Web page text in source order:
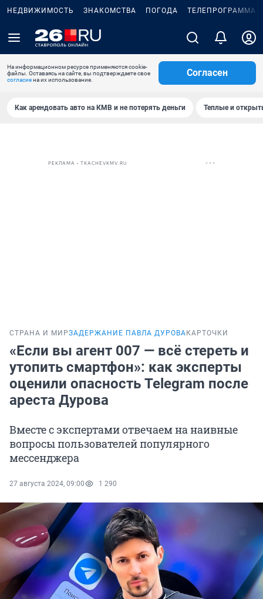
НЕДВИЖИМОСТЬ ЗНАКОМСТВА ПОГОДА ТЕЛЕПРОГРАММА
На информационном ресурсе применяются cookie-
файлы. Оставаясь на сайте, вы подтверждаете свое
согласиена их использование.
Согласен
Как арендовать авто на КМВ и не потерять деньги Теплые и
РЕКЛАМА • TKACHEVKMV.RU
СТРАНА И МИРЗАДЕРЖАНИЕ ПАВЛА ДУРОВА КАРТОЧКИ
«Если вы агент 007 — всё стереть и
утопить смартфон»: как эксперты
оценили опасность Telegram после
ареста Дурова
Вместе с экспертами отвечаем на наивные
вопросы пользователей популярного
мессенджера
27 августа 2024, 09:00 1 290